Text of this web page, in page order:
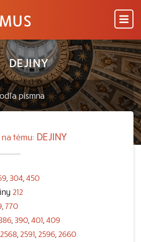
DEJINY
tému: DEJINY
304 450
212
770
390 401 409
2568 2591 2596 2660